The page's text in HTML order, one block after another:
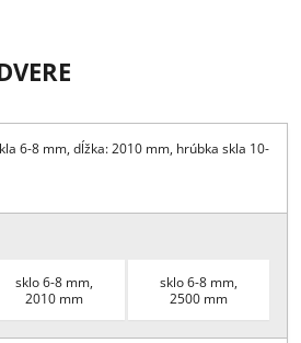
DVERE
skla 6-8 mm, dĺžka: 2010 mm, hrúbka skla